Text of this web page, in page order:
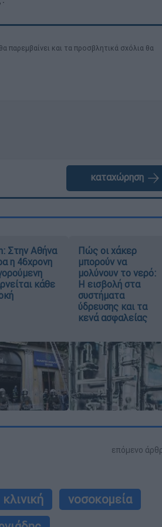
και τα προσβλητικά σχόλια θα
καταχώρηση
Στην Αθήνα
η 46χρονη
κάθε
Πώς οι χάκερ
μπορούν να
μολύνουν το νερό:
Η εισβολή στα
συστήματα
ύδρευσης και τα
κενά ασφαλείας
επόμενο
κλινική
νοσοκομεία